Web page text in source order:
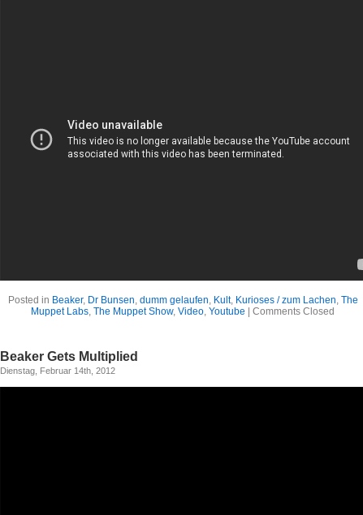
Posted in Beaker, Dr Bunsen, dumm gelaufen, Kult, Kurioses / zum Lachen, The
Muppet Labs, The Muppet Show, Video, Youtube Comments Closed
Beaker Gets Multiplied
Dienstag, Februar 14th, 2012